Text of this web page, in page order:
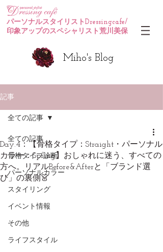
パーソナルスタイリストDressingcafe/
印象アップのスペシャリスト荒川美保
Miho's Blog
記事
全ての記事
骨格タイプ診断
パーソナルカラー
スタイリング
イベント情報
その他
ライフスタイル
全ての記事
Day.4：【骨格タイプ：Straight・パーソナル
カラー：Spring】おしゃれに迷う、すべての
方へ。リアルBefore&Afterと「ブランド選
び」の裏側👗